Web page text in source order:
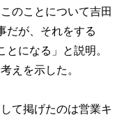
のことについて吉田
だが、それをする
になる」と説明。
えを示した。
て掲げたのは営業キ